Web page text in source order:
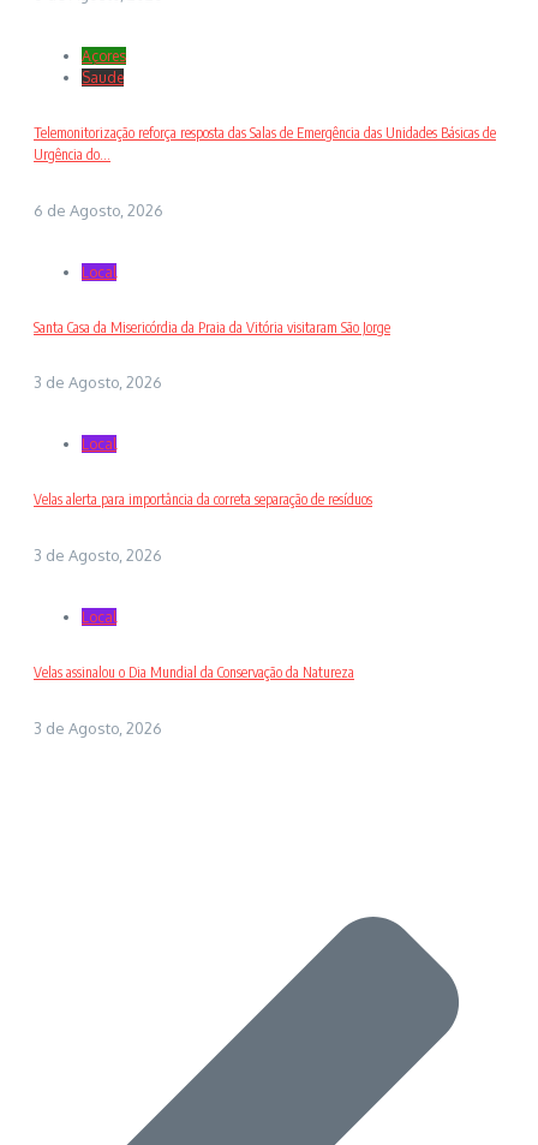
Açores
Saude
Telemonitorização reforça resposta das Salas de Emergência das Unidades Básicas de
Urgência do...
6 de Agosto, 2026
Local
Santa Casa da Misericórdia da Praia da Vitória visitaram São Jorge
3 de Agosto, 2026
Local
Velas alerta para importância da correta separação de resíduos
3 de Agosto, 2026
Local
Velas assinalou o Dia Mundial da Conservação da Natureza
3 de Agosto, 2026